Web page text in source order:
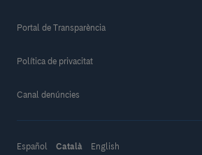
Portal de Transparència
Política de privacitat
Canal denúncies
Español Català English